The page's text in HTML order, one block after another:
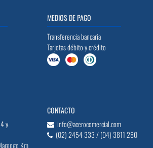
MEDIOS DE PAGO
Transferencia bancaria
Tarjetas débito y crédito
y
Km
CONTACTO
info@acerocomercial.com
(02) 2454 333 / (04) 3811 280